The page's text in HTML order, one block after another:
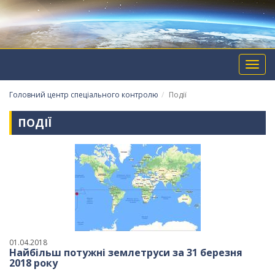
Головний центр спеціального контролю Події
ПОДІЇ
01.04.2018
Найбільш потужні землетруси за 31 березня
2018 року